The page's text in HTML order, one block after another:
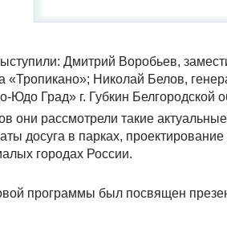
Дмитрий Воробьев,
«Тропикано»; Николай Белов,
Юдо Град» г. Губкин Белгородской
они рассмотрели такие
досуга в парках,
городах России.
программы был посвящен